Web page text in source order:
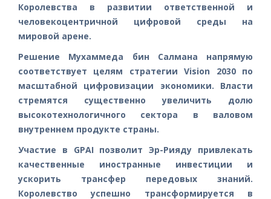
Королевства в развитии ответственной и
человекоцентричной цифровой среды на
мировой арене.
Решение Мухаммеда бин Салмана напрямую
соответствует целям стратегии Vision 2030 по
масштабной цифровизации экономики. Власти
стремятся существенно увеличить долю
высокотехнологичного сектора в валовом
внутреннем продукте страны.
Участие в GPAI позволит Эр-Рияду привлекать
качественные иностранные инвестиции и
ускорить трансфер передовых знаний.
Королевство успешно трансформируется в